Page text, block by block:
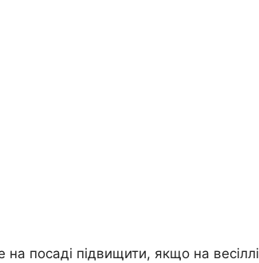
посаді підвищити, якщо на весiллі